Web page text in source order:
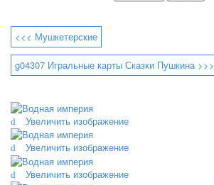
23 февраля
Поздравляю
С днём рождения!
Октябрьская революция
С рождеством
Пасха
9 мая - день победы
Разные пожелания
<<< Мушкетерские
g04307 Игральные карты Сказки Пушкина >>>
Увеличить изображение
Увеличить изображение
Увеличить изображение